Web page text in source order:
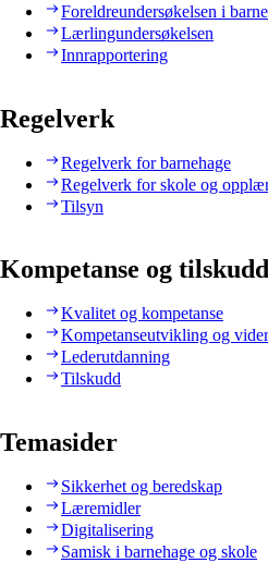
Foreldreundersøkelsen i
Lærlingundersøkelsen
Innrapportering
Regelverk
Regelverk for barnehage
Regelverk for skole og
Tilsyn
Kompetanse og tilskudd
Kvalitet og kompetanse
Kompetanseutvikling og
Lederutdanning
Tilskudd
Temasider
Sikkerhet og beredskap
Læremidler
Digitalisering
Samisk i barnehage og skole